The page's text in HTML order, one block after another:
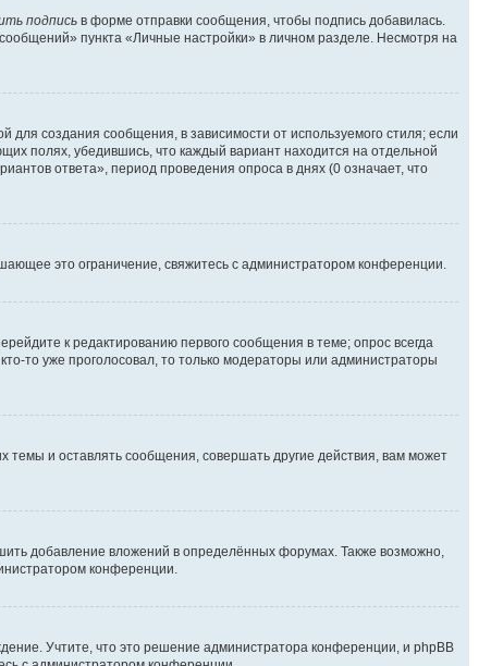
подпись в форме отправки сообщения, чтобы подпись добавилась.
пункта «Личные настройки» в личном разделе. Несмотря на
для создания сообщения, в зависимости от используемого стиля; если
полях, убедившись, что каждый вариант находится на отдельной
ответа», период проведения опроса в днях (0 означает, что
это ограничение, свяжитесь с администратором конференции.
к редактированию первого сообщения в теме; опрос всегда
то уже проголосовал, то только модераторы или администраторы
и оставлять сообщения, совершать другие действия, вам может
добавление вложений в определённых форумах. Также возможно,
конференции.
Учтите, что это решение администратора конференции, и phpBB